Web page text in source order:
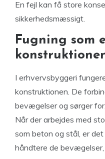
En fejl kan få store
sikkerhedsmæssigt.
Fugning som
I erhvervsbyggeri
konstruktionen. De
bevægelser og sørger
Når der arbejdes med
som beton og stål, er
håndtere de bevægelser,